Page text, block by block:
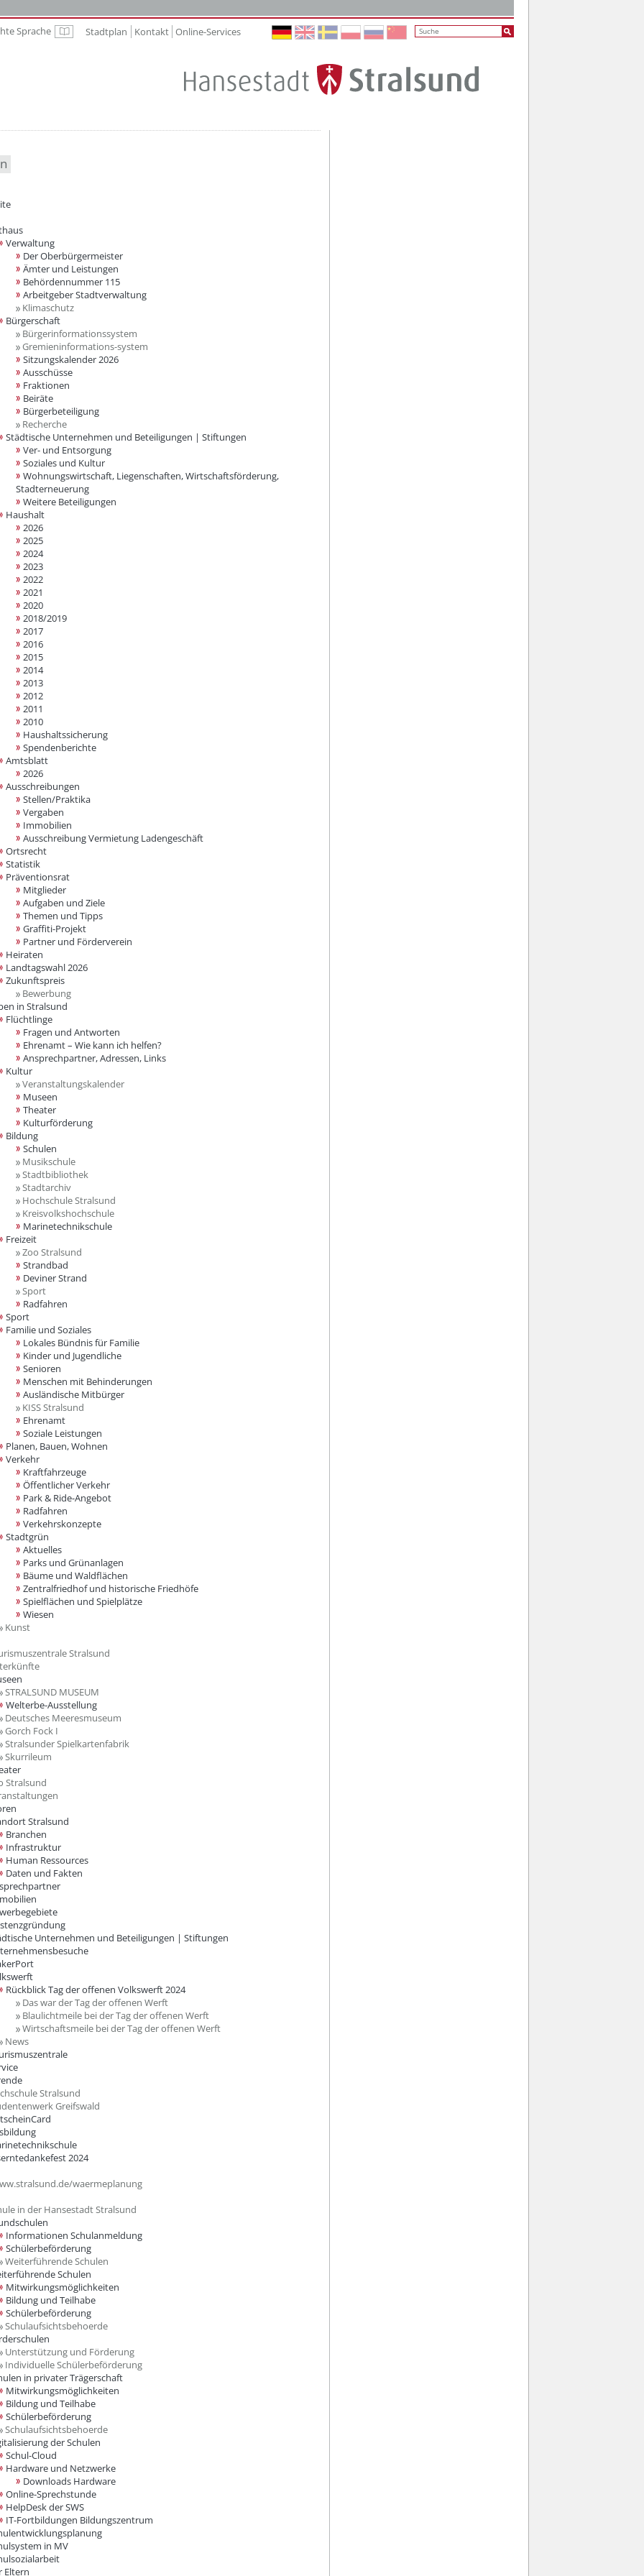
Sprache Leichte Sprache
Stadtplan Kontakt Online-Services
Verwaltung
Der Oberbürgermeister
Ämter und Leistungen
Behördennummer 115
Arbeitgeber Stadtverwaltung
Klimaschutz
Bürgerschaft
Bürgerinformationssystem
Gremieninformations-system
Sitzungskalender 2026
Ausschüsse
Fraktionen
Beiräte
Bürgerbeteiligung
Recherche
Städtische Unternehmen und Beteiligungen | Stiftungen
Ver- und Entsorgung
Soziales und Kultur
Wohnungswirtschaft, Liegenschaften, Wirtschaftsförderung,
Stadterneuerung
Weitere Beteiligungen
Haushalt
2026
2025
2024
2023
2022
2021
2020
2018/2019
2017
2016
2015
2014
2013
2012
2011
2010
Haushaltssicherung
Spendenberichte
Amtsblatt
2026
Ausschreibungen
Stellen/Praktika
Vergaben
Immobilien
Ausschreibung Vermietung Ladengeschäft
Ortsrecht
Statistik
Präventionsrat
Mitglieder
Aufgaben und Ziele
Themen und Tipps
Graffiti-Projekt
Partner und Förderverein
Heiraten
Landtagswahl 2026
Zukunftspreis
Bewerbung
in Stralsund
Flüchtlinge
Fragen und Antworten
Ehrenamt – Wie kann ich helfen?
Ansprechpartner, Adressen, Links
Kultur
Veranstaltungskalender
Museen
Theater
Kulturförderung
Bildung
Schulen
Musikschule
Stadtbibliothek
Stadtarchiv
Hochschule Stralsund
Kreisvolkshochschule
Marinetechnikschule
Freizeit
Zoo Stralsund
Strandbad
Deviner Strand
Sport
Radfahren
Sport
Familie und Soziales
Lokales Bündnis für Familie
Kinder und Jugendliche
Senioren
Menschen mit Behinderungen
Ausländische Mitbürger
KISS Stralsund
Ehrenamt
Soziale Leistungen
Planen, Bauen, Wohnen
Verkehr
Kraftfahrzeuge
Öffentlicher Verkehr
Park & Ride-Angebot
Radfahren
Verkehrskonzepte
Stadtgrün
Aktuelles
Parks und Grünanlagen
Bäume und Waldflächen
Zentralfriedhof und historische Friedhöfe
Spielflächen und Spielplätze
Wiesen
Kunst
Stralsund
STRALSUND MUSEUM
Welterbe-Ausstellung
Deutsches Meeresmuseum
Gorch Fock I
Stralsunder Spielkartenfabrik
Skurrileum
Stralsund
Stralsund
Branchen
Infrastruktur
Human Ressources
Daten und Fakten
Unternehmen und Beteiligungen | Stiftungen
Rückblick Tag der offenen Volkswerft 2024
Das war der Tag der offenen Werft
Blaulichtmeile bei der Tag der offenen Werft
Wirtschaftsmeile bei der Tag der offenen Werft
News
Stralsund
Greifswald
2024
waermeplanung
in der Hansestadt Stralsund
Informationen Schulanmeldung
Schülerbeförderung
Weiterführende Schulen
Schulen
Mitwirkungsmöglichkeiten
Bildung und Teilhabe
Schülerbeförderung
Schulaufsichtsbehoerde
Unterstützung und Förderung
Individuelle Schülerbeförderung
in privater Trägerschaft
Mitwirkungsmöglichkeiten
Bildung und Teilhabe
Schülerbeförderung
Schulaufsichtsbehoerde
der Schulen
Schul-Cloud
Hardware und Netzwerke
Downloads Hardware
Online-Sprechstunde
HelpDesk der SWS
IT-Fortbildungen Bildungszentrum
in MV
Eltern